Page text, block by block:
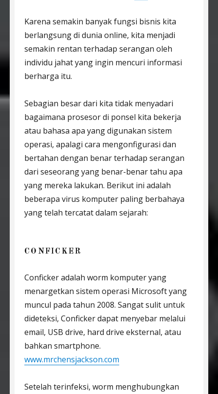
Karena semakin banyak fungsi bisnis kita
berlangsung di dunia online, kita menjadi
semakin rentan terhadap serangan oleh
individu jahat yang ingin mencuri informasi
berharga itu.
Sebagian besar dari kita tidak menyadari
bagaimana prosesor di ponsel kita bekerja
atau bahasa apa yang digunakan sistem
operasi, apalagi cara mengonfigurasi dan
bertahan dengan benar terhadap serangan
dari seseorang yang benar-benar tahu apa
yang mereka lakukan. Berikut ini adalah
beberapa virus komputer paling berbahaya
yang telah tercatat dalam sejarah:
CONFICKER
Conficker adalah worm komputer yang
menargetkan sistem operasi Microsoft yang
muncul pada tahun 2008. Sangat sulit untuk
dideteksi, Conficker dapat menyebar melalui
email, USB drive, hard drive eksternal, atau
bahkan smartphone.
www.mrchensjackson.com
Setelah terinfeksi, worm menghubungkan